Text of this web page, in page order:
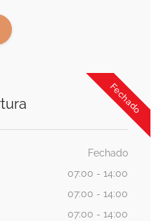
Fechado
Fechado
07:00 - 14:00
07:00 - 14:00
07:00 - 14:00